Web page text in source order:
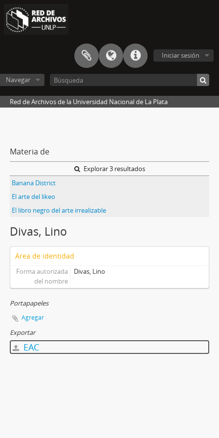
Iniciar sesión
Navegar
Red de Archivos de la Universidad Nacional de La Plata
Materia de
Explorar 3 resultados
Banana District
El arte del likeo
El libro negro del arte irrealizable
Divas, Lino
Área de identidad
Forma autorizada
del nombre
Divas, Lino
Portapapeles
Agregar
Exportar
EAC